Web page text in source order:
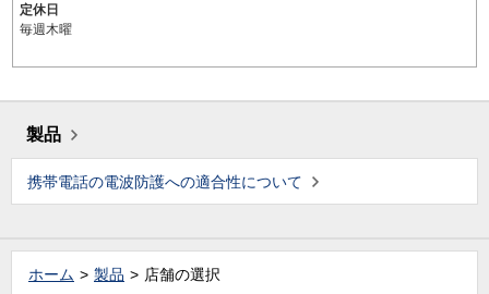
定休日
毎週木曜
製品
携帯電話の電波防護への適合性について
ホーム 製品 店舗の選択